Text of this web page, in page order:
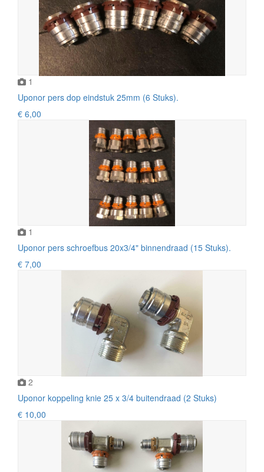
1
Uponor pers dop eindstuk 25mm (6 Stuks).
€ 6,00
1
Uponor pers schroefbus 20x3/4" binnendraad (15 Stuks).
€ 7,00
2
Uponor koppeling knie 25 x 3/4 buitendraad (2 Stuks)
€ 10,00